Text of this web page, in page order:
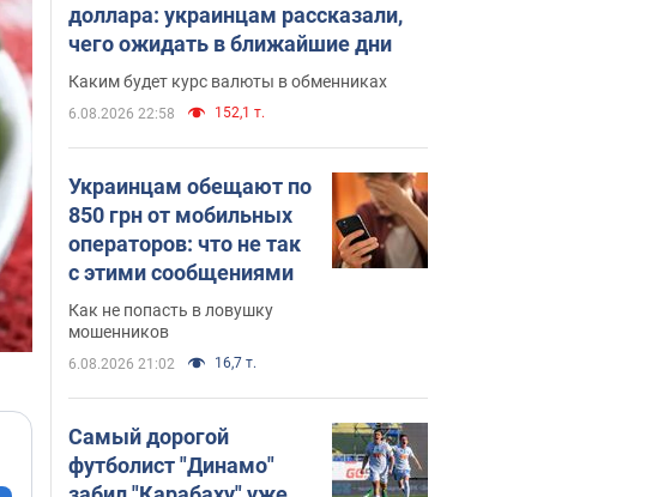
доллара: украинцам рассказали,
чего ожидать в ближайшие дни
Каким будет курс валюты в обменниках
6.08.2026 22:58 152,1 т.
Украинцам обещают по
850 грн от мобильных
операторов: что не так
с этими сообщениями
Как не попасть в ловушку
мошенников
6.08.2026 21:02 16,7 т.
Самый дорогой
футболист "Динамо"